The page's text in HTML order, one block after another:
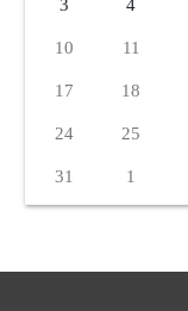
3 4
10 11
17 18
24 25
31 1